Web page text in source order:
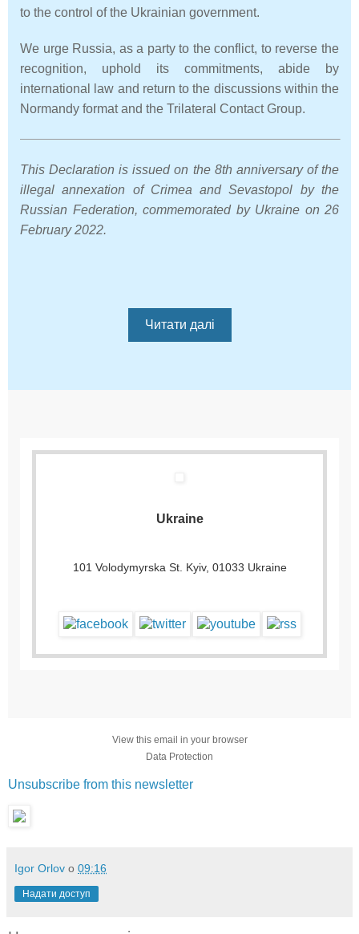
to the control of the Ukrainian government.
We urge Russia, as a party to the conflict, to reverse the
recognition, uphold its commitments, abide by
international law and return to the discussions within the
Normandy format and the Trilateral Contact Group.
This Declaration is issued on the 8th anniversary of the
illegal annexation of Crimea and Sevastopol by the
Russian Federation, commemorated by Ukraine on 26
February 2022.
Читати далі
Ukraine
101 Volodymyrska St. Kyiv, 01033 Ukraine
View this email in your browser
Data Protection
Unsubscribe from this newsletter
Igor Orlov о 09:16
Надати доступ